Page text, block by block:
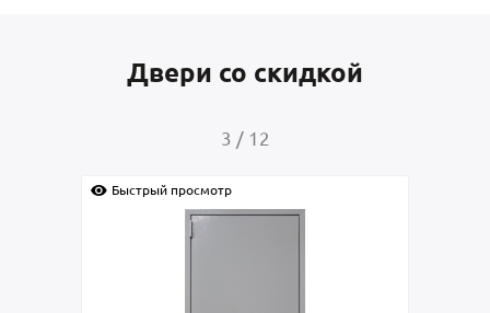
Двери со скидкой
4 / 12
Быстрый просмотр